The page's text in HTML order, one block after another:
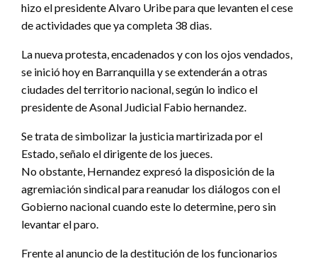
hizo el presidente Alvaro Uribe para que levanten el cese
de actividades que ya completa 38 dias.
La nueva protesta, encadenados y con los ojos vendados,
se inició hoy en Barranquilla y se extenderán a otras
ciudades del territorio nacional, según lo indico el
presidente de Asonal Judicial Fabio hernandez.
Se trata de simbolizar la justicia martirizada por el
Estado, señalo el dirigente de los jueces.
No obstante, Hernandez expresó la disposición de la
agremiación sindical para reanudar los diálogos con el
Gobierno nacional cuando este lo determine, pero sin
levantar el paro.
Frente al anuncio de la destitución de los funcionarios